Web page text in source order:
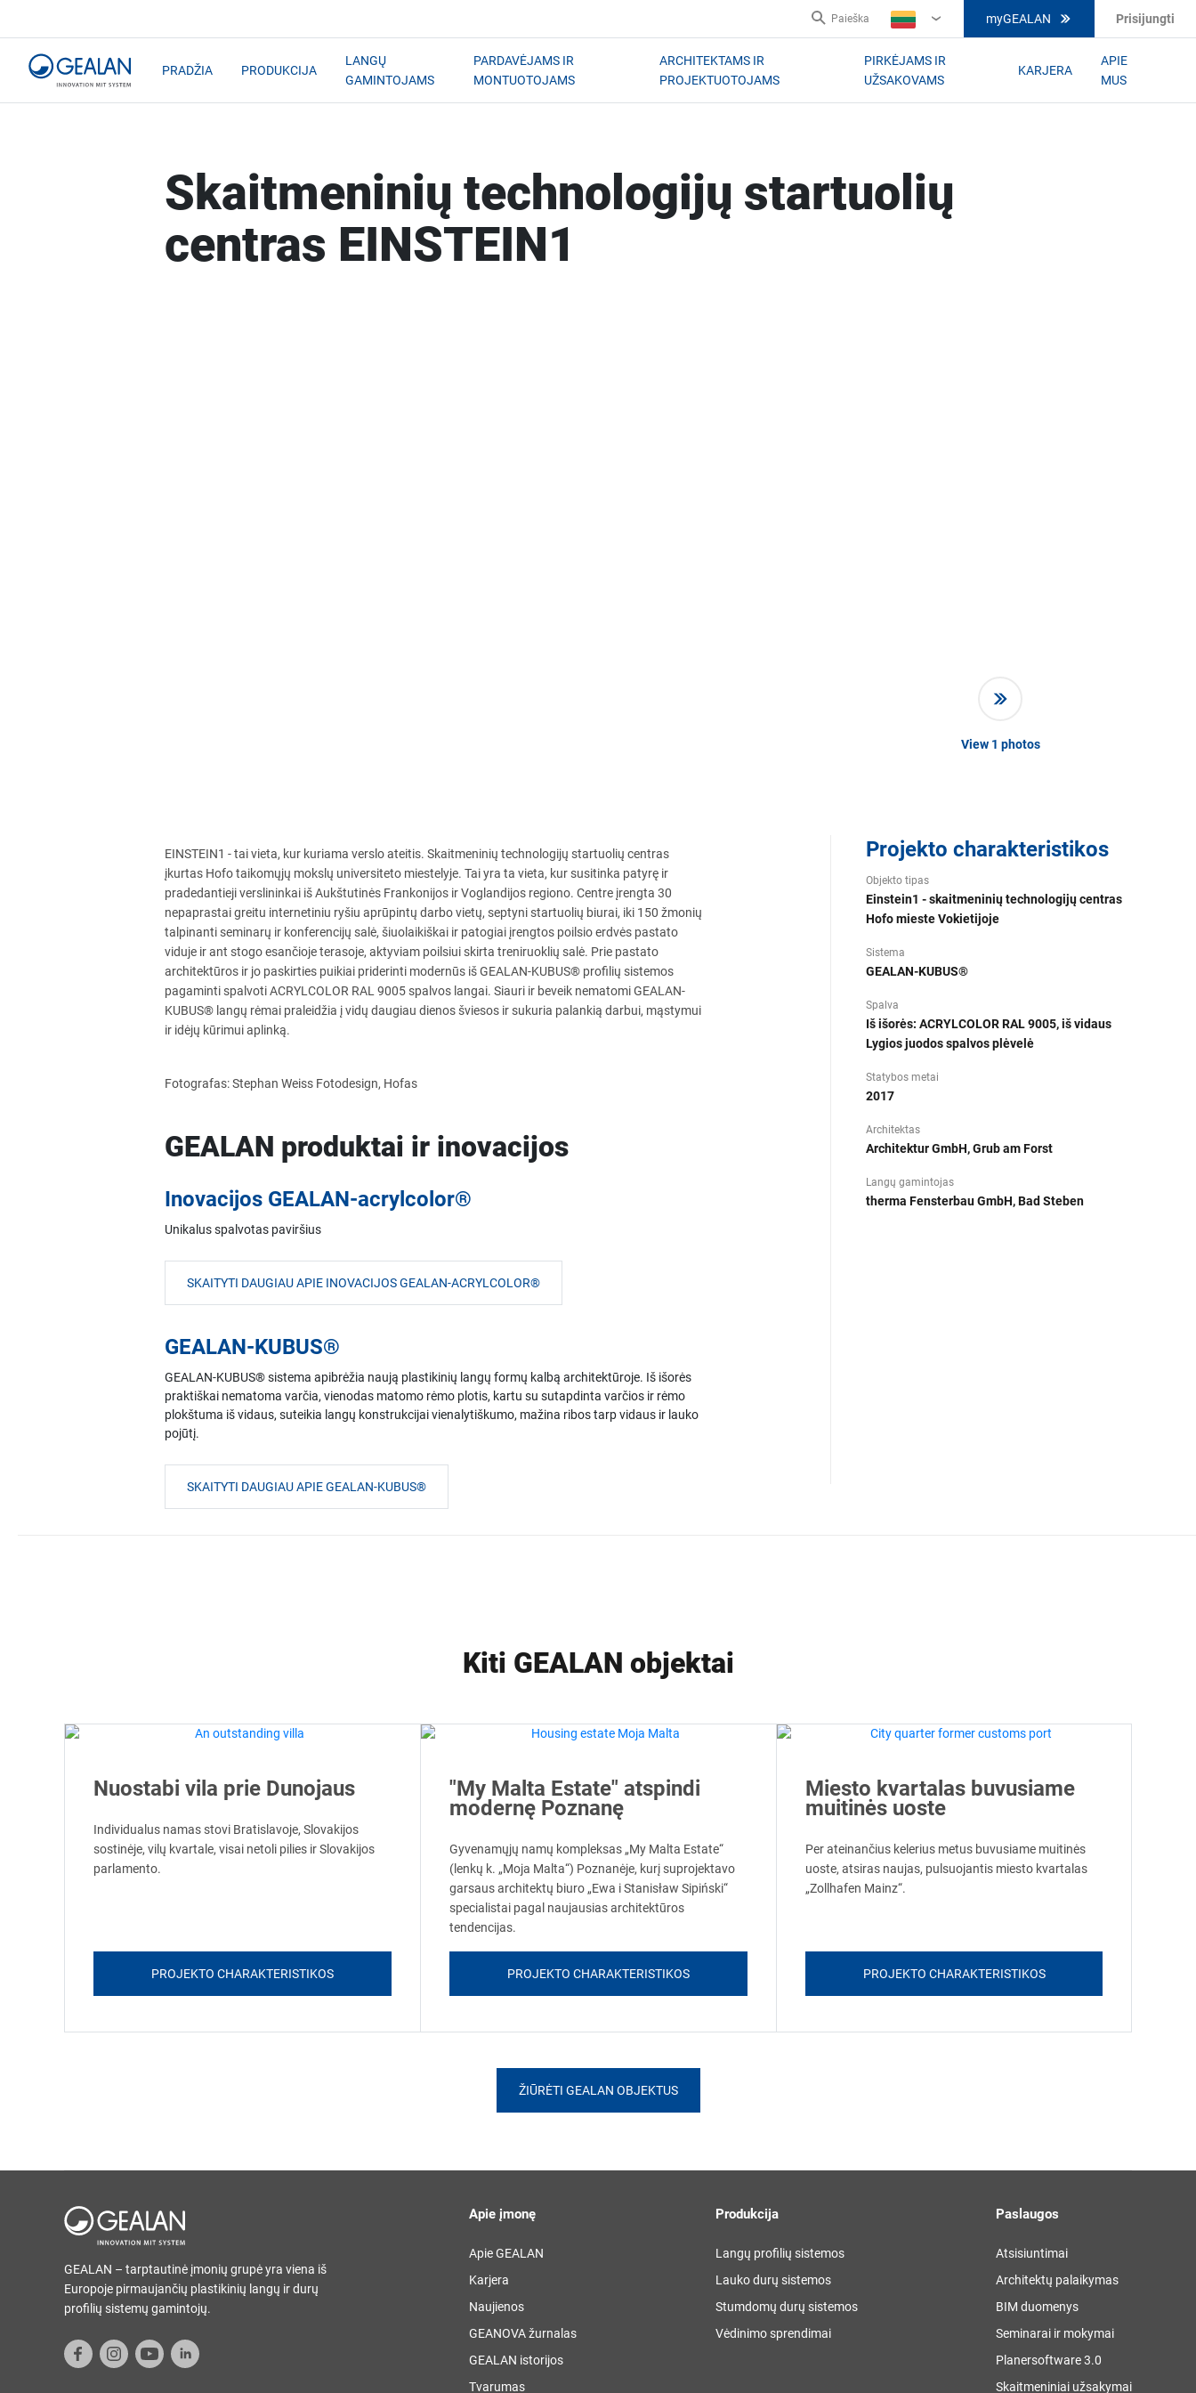
Paieška
LT
myGEALAN Prisijungti
PRADŽIA PRODUKCIJA
LANGŲ
GAMINTOJAMS
PARDAVĖJAMS IR
MONTUOTOJAMS
ARCHITEKTAMS IR
PROJEKTUOTOJAMS
PIRKĖJAMS IR
UŽSAKOVAMS
KARJERA
APIE
MUS
Skaitmeninių technologijų startuolių
centras EINSTEIN1
View 1 photos
Projekto charakteristikos
Objekto tipas
Einstein1 - skaitmeninių technologijų centras
Hofo mieste Vokietijoje
Sistema
GEALAN-KUBUS®
Spalva
Iš išorės: ACRYLCOLOR RAL 9005, iš vidaus
Lygios juodos spalvos plėvelė
Statybos metai
2017
Architektas
Architektur GmbH, Grub am Forst
Langų gamintojas
therma Fensterbau GmbH, Bad Steben
EINSTEIN1 - tai vieta, kur kuriama verslo ateitis. Skaitmeninių technologijų startuolių centras
įkurtas Hofo taikomųjų mokslų universiteto miestelyje. Tai yra ta vieta, kur susitinka patyrę ir
pradedantieji verslininkai iš Aukštutinės Frankonijos ir Voglandijos regiono. Centre įrengta 30
nepaprastai greitu internetiniu ryšiu aprūpintų darbo vietų, septyni startuolių biurai, iki 150 žmonių
talpinanti seminarų ir konferencijų salė, šiuolaikiškai ir patogiai įrengtos poilsio erdvės pastato
viduje ir ant stogo esančioje terasoje, aktyviam poilsiui skirta treniruoklių salė. Prie pastato
architektūros ir jo paskirties puikiai priderinti modernūs iš GEALAN-KUBUS® profilių sistemos
pagaminti spalvoti ACRYLCOLOR RAL 9005 spalvos langai. Siauri ir beveik nematomi GEALAN-
KUBUS® langų rėmai praleidžia į vidų daugiau dienos šviesos ir sukuria palankią darbui, mąstymui
ir idėjų kūrimui aplinką.
Fotografas: Stephan Weiss Fotodesign, Hofas
GEALAN produktai ir inovacijos
Inovacijos GEALAN-acrylcolor®
Unikalus spalvotas paviršius
SKAITYTI DAUGIAU APIE INOVACIJOS GEALAN-ACRYLCOLOR®
GEALAN-KUBUS®
GEALAN-KUBUS® sistema apibrėžia naują plastikinių langų formų kalbą architektūroje. Iš išorės
praktiškai nematoma varčia, vienodas matomo rėmo plotis, kartu su sutapdinta varčios ir rėmo
plokštuma iš vidaus, suteikia langų konstrukcijai vienalytiškumo, mažina ribos tarp vidaus ir lauko
pojūtį.
SKAITYTI DAUGIAU APIE GEALAN-KUBUS®
Kiti GEALAN objektai
Nuostabi vila prie Dunojaus
Individualus namas stovi Bratislavoje, Slovakijos
sostinėje, vilų kvartale, visai netoli pilies ir Slovakijos
parlamento.
PROJEKTO CHARAKTERISTIKOS
"My Malta Estate" atspindi
modernę Poznanę
Gyvenamųjų namų kompleksas „My Malta Estate“
(lenkų k. „Moja Malta“) Poznanėje, kurį suprojektavo
garsaus architektų biuro „Ewa i Stanisław Sipiński“
specialistai pagal naujausias architektūros
tendencijas.
PROJEKTO CHARAKTERISTIKOS
Miesto kvartalas buvusiame
muitinės uoste
​Per ateinančius kelerius metus buvusiame muitinės
uoste, atsiras naujas, pulsuojantis miesto kvartalas
„Zollhafen Mainz“.
PROJEKTO CHARAKTERISTIKOS
ŽIŪRĖTI GEALAN OBJEKTUS
GEALAN – tarptautinė įmonių grupė yra viena iš
Europoje pirmaujančių plastikinių langų ir durų
profilių sistemų gamintojų.
Apie įmonę
Apie GEALAN
Karjera
Naujienos
GEANOVA žurnalas
GEALAN istorijos
Tvarumas
Produkcija
Langų profilių sistemos
Lauko durų sistemos
Stumdomų durų sistemos
Vėdinimo sprendimai
Paslaugos
Atsisiuntimai
Architektų palaikymas
BIM duomenys
Seminarai ir mokymai
Planersoftware 3.0
Skaitmeniniai užsakymai